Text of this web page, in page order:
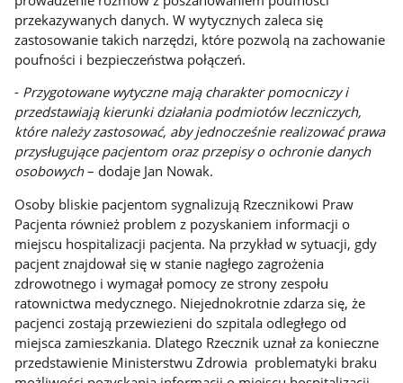
przekazywanych danych. W wytycznych zaleca się
zastosowanie takich narzędzi, które pozwolą na zachowanie
poufności i bezpieczeństwa połączeń.
- Przygotowane wytyczne mają charakter pomocniczy i
przedstawiają kierunki działania podmiotów leczniczych,
które należy zastosować, aby jednocześnie realizować prawa
przysługujące pacjentom oraz przepisy o ochronie danych
osobowych– dodaje Jan Nowak.
Osoby bliskie pacjentom sygnalizują Rzecznikowi Praw
Pacjenta również problem z pozyskaniem informacji o
miejscu hospitalizacji pacjenta. Na przykład w sytuacji, gdy
pacjent znajdował się w stanie nagłego zagrożenia
zdrowotnego i wymagał pomocy ze strony zespołu
ratownictwa medycznego. Niejednokrotnie zdarza się, że
pacjenci zostają przewiezieni do szpitala odległego od
miejsca zamieszkania. Dlatego Rzecznik uznał za konieczne
przedstawienie Ministerstwu Zdrowia problematyki braku